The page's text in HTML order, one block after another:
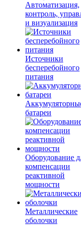
Автоматизация,
контроль,
и визуализация
Источники
бесперебойного
питания
батареи
Оборудование
компенсации
реактивной
мощности
Металлические
оболочки